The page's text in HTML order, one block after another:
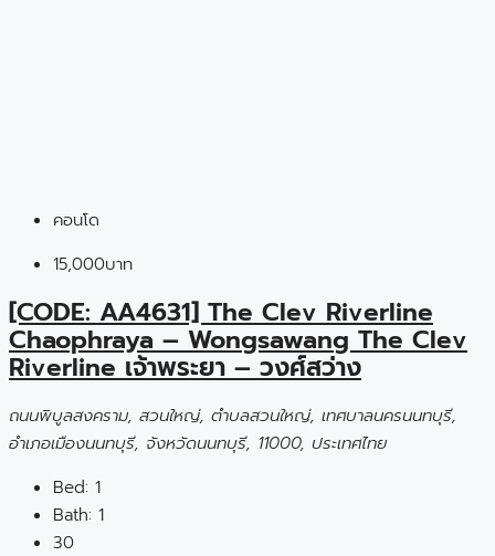
คอนโด
15,000บาท
[CODE: AA4631] The Clev Riverline
Chaophraya – Wongsawang The Clev
Riverline เจ้าพระยา – วงศ์สว่าง
ถนนพิบูลสงคราม, สวนใหญ่, ตำบลสวนใหญ่, เทศบาลนครนนทบุรี,
อำเภอเมืองนนทบุรี, จังหวัดนนทบุรี, 11000, ประเทศไทย
Bed: 1
Bath: 1
30